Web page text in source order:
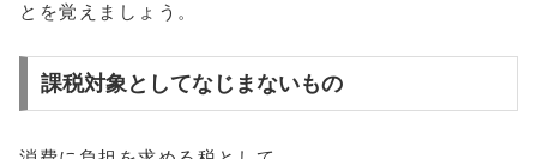
とを覚えましょう。
課税対象としてなじまないもの